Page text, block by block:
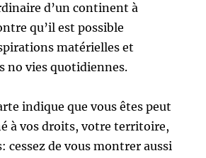
d’un continent à
qu’il est possible
matérielles et
no vies quotidiennes.
indique que vous êtes peut
à vos droits, votre territoire,
cessez de vous montrer aussi